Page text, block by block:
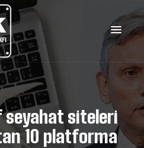
seyahat siteleri
10 platforma